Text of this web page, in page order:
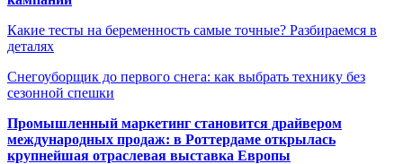
Какие тесты на беременность самые точные? Разбираемся в
деталях
Снегоуборщик до первого снега: как выбрать технику без
сезонной спешки
Промышленный маркетинг становится драйвером
международных продаж: в Роттердаме открылась
крупнейшая отраслевая выставка Европы